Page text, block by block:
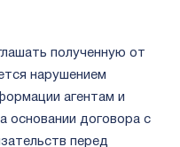
полученную от
нарушением
агентам и
основании договора с
перед